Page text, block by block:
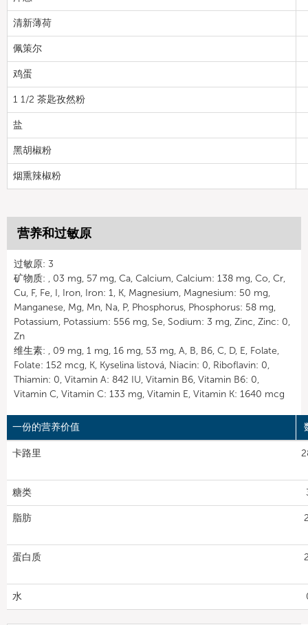
清新薄荷
佩策尔
鸡蛋
1 1/2 茶匙孜然粉
盐
黑胡椒粉
烟熏辣椒粉
营养和过敏原
过敏原: 3
矿物质: , 03 mg, 57 mg, Ca, Calcium, Calcium: 138 mg, Co, Cr,
Cu, F, Fe, I, Iron, Iron: 1, K, Magnesium, Magnesium: 50 mg,
Manganese, Mg, Mn, Na, P, Phosphorus, Phosphorus: 58 mg,
Potassium, Potassium: 556 mg, Se, Sodium: 3 mg, Zinc, Zinc: 0,
Zn
维生素: , 09 mg, 1 mg, 16 mg, 53 mg, A, B, B6, C, D, E, Folate,
Folate: 152 mcg, K, Kyselina listová, Niacin: 0, Riboflavin: 0,
Thiamin: 0, Vitamin A: 842 IU, Vitamin B6, Vitamin B6: 0,
Vitamin C, Vitamin C: 133 mg, Vitamin E, Vitamin K: 1640 mcg
一份的营养价值
卡路里
糖类
脂肪
蛋白质
水